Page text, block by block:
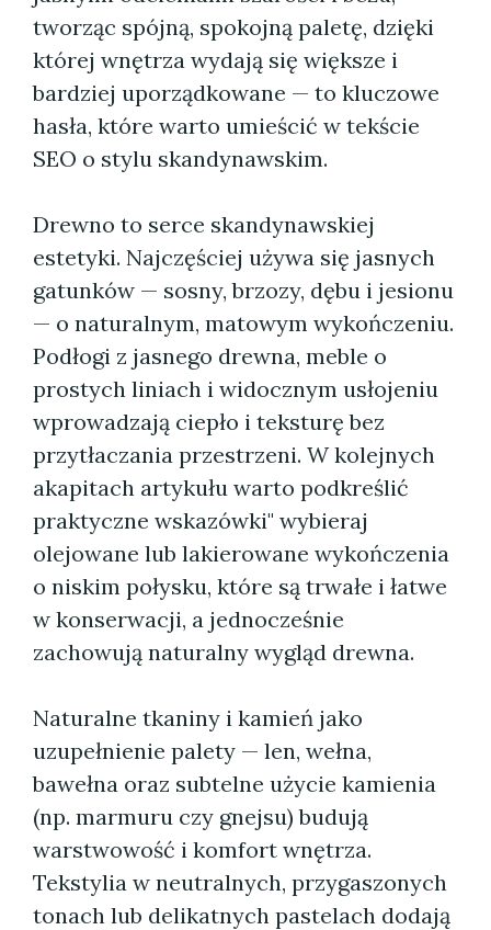
tworząc spójną, spokojną paletę, dzięki
której wnętrza wydają się większe i
bardziej uporządkowane — to kluczowe
hasła, które warto umieścić w tekście
SEO o stylu skandynawskim.
Drewno to serce skandynawskiej
estetyki. Najczęściej używa się jasnych
gatunków — sosny, brzozy, dębu i jesionu
— o naturalnym, matowym wykończeniu.
Podłogi z jasnego drewna, meble o
prostych liniach i widocznym usłojeniu
wprowadzają ciepło i teksturę bez
przytłaczania przestrzeni. W kolejnych
akapitach artykułu warto podkreślić
praktyczne wskazówki" wybieraj
olejowane lub lakierowane wykończenia
o niskim połysku, które są trwałe i łatwe
w konserwacji, a jednocześnie
zachowują naturalny wygląd drewna.
Naturalne tkaniny i kamień jako
uzupełnienie palety — len, wełna,
bawełna oraz subtelne użycie kamienia
(np. marmuru czy gnejsu) budują
warstwowość i komfort wnętrza.
Tekstylia w neutralnych, przygaszonych
tonach lub delikatnych pastelach dodają